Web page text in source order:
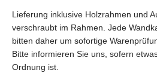
Lieferung inklusive Holzrahmen und
verschraubt im Rahmen. Jede
bitten daher um sofortige
Bitte informieren Sie uns, sofern
Ordnung ist.